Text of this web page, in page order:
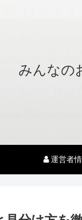
みんなの
運営者